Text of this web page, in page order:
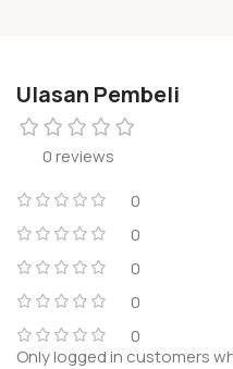
Ulasan Pembeli
0 reviews
0
0
0
0
0
Only logged in customers